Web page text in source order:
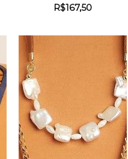
R$167,50